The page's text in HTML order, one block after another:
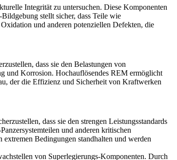
Integrität zu untersuchen. Diese Komponenten
stellt sicher, dass Teile wie
und anderen potenziellen Defekten, die
dass sie den Belastungen von
und Korrosion. Hochauflösendes REM ermöglicht
der die Effizienz und Sicherheit von Kraftwerken
dass sie den strengen Leistungsstandards
und anderen kritischen
Bedingungen standhalten und werden
von Superlegierungs-Komponenten. Durch